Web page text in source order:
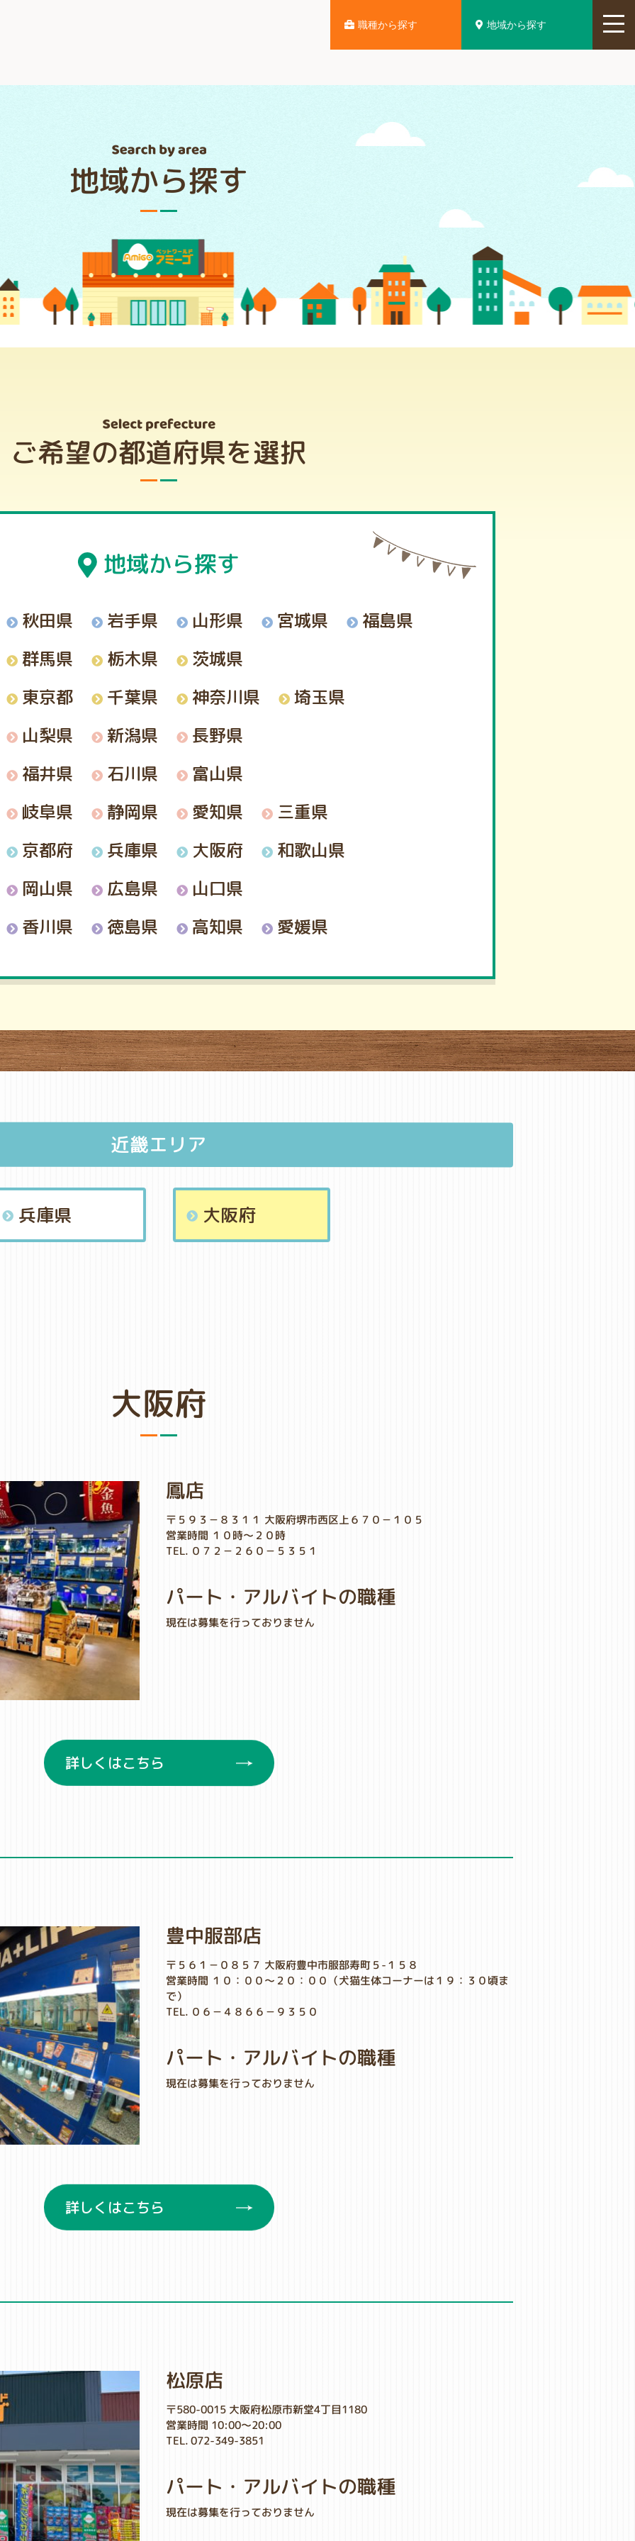
職種から探す 地域から探す
地域から探す
ご希望の都道府県を選択
地域から探す
秋田県 岩手県 山形県 宮城県
福島県
群馬県
栃木県
茨城県
東京都
千葉県 神奈川県
埼玉県
山梨県
新潟県 長野県
福井県 石川県
富山県
岐阜県
静岡県 愛知県
三重県
京都府
兵庫県 大阪府 和歌山県
岡山県 広島県
山口県
香川県
徳島県 高知県 愛媛県
近畿エリア
兵庫県 大阪府
大阪府
鳳店
〒５９３－８３１１ 大阪府堺市西区上６７０－１０５
営業時間 １０時～２０時
TEL. ０７２－２６０－５３５１
パート・アルバイトの職種
現在は募集を行っておりません
詳しくはこちら
豊中服部店
〒５６１－０８５７ 大阪府豊中市服部寿町５-１５８
営業時間 １０：００～２０：００（犬猫生体コーナーは１９：３０頃ま
で）
TEL. ０６－４８６６－９３５０
パート・アルバイトの職種
現在は募集を行っておりません
詳しくはこちら
松原店
〒580-0015 大阪府松原市新堂4丁目1180
営業時間 10:00～20:00
TEL. 072-349-3851
パート・アルバイトの職種
現在は募集を行っておりません